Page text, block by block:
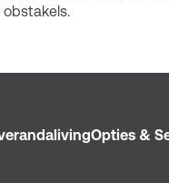
Opties &